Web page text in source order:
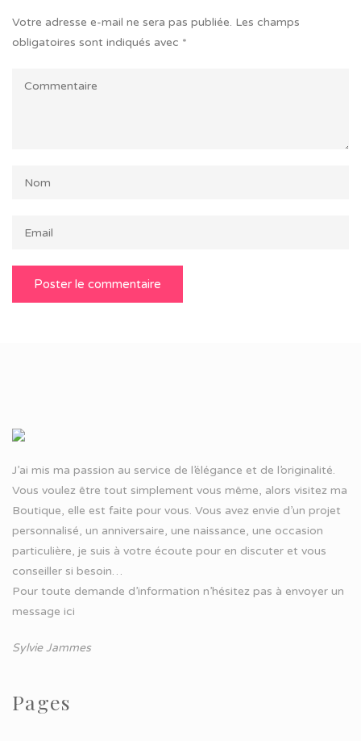
Votre adresse e-mail ne sera pas publiée. Les champs
obligatoires sont indiqués avec *
J’ai mis ma passion au service de l’élégance et de l’originalité.
Vous voulez être tout simplement vous même, alors visitez ma
Boutique, elle est faite pour vous. Vous avez envie d’un projet
personnalisé, un anniversaire, une naissance, une occasion
particulière, je suis à votre écoute pour en discuter et vous
conseiller si besoin…
Pour toute demande d’information n’hésitez pas à envoyer un
message ici
Sylvie Jammes
Pages